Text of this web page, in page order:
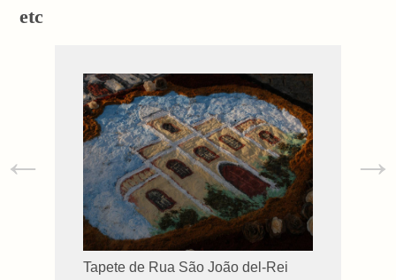
etc
Tapete de Rua São João del-Rei
← →